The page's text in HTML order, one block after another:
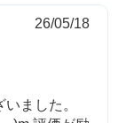
26/05/18
ました。